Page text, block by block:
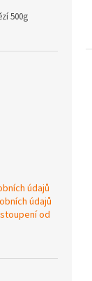
500g
údajů
údajů
od